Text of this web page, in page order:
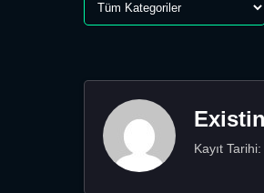
Kayıt